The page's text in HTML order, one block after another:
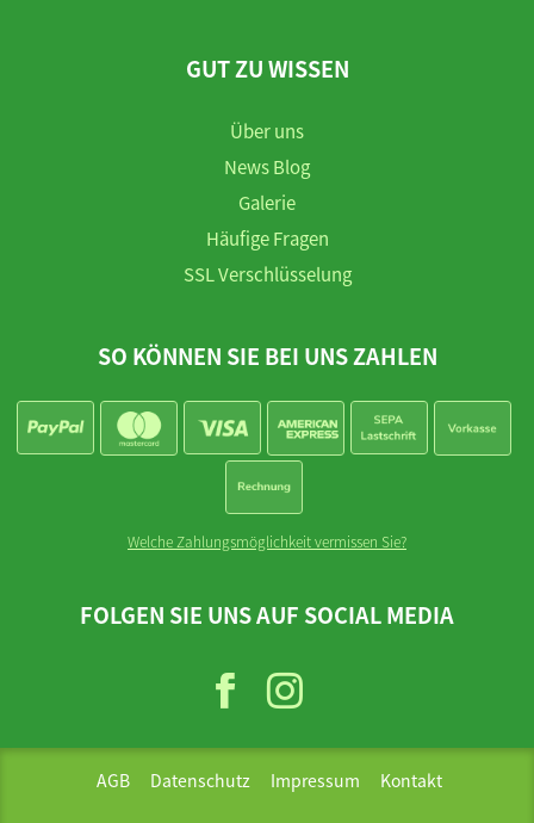
GUT ZU WISSEN
Über uns
News Blog
Galerie
Häufige Fragen
SSL Verschlüsselung
SO KÖNNEN SIE BEI UNS ZAHLEN
Welche Zahlungsmöglichkeit vermissen Sie?
FOLGEN SIE UNS AUF SOCIAL MEDIA
AGB Datenschutz Impressum Kontakt